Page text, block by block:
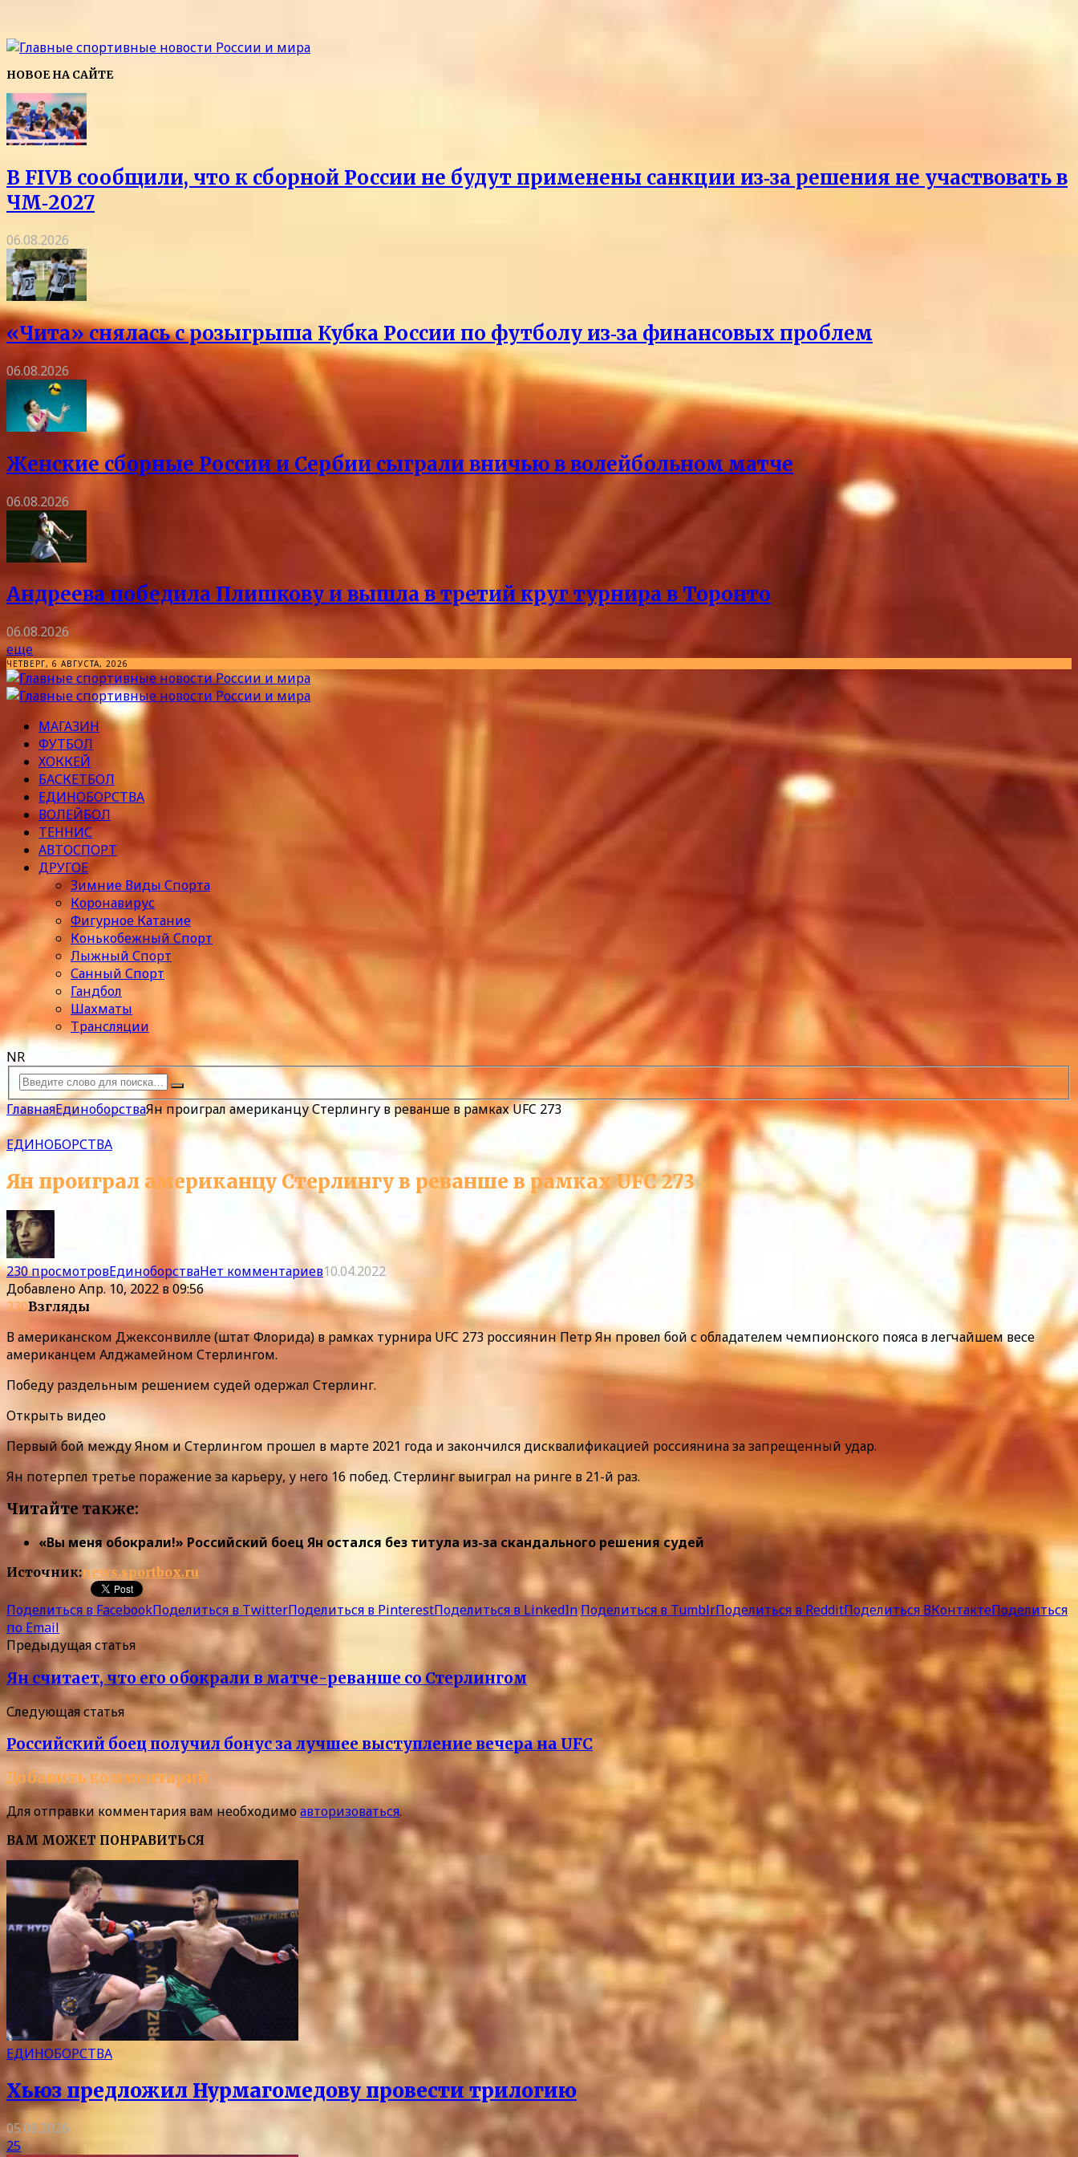
НОВОЕ НА САЙТЕ
В FIVB сообщили, что к сборной России не будут применены санкции из‑за решения не участвовать в
ЧМ‑2027
06.08.2026
«Чита» снялась с розыгрыша Кубка России по футболу из‑за финансовых проблем
06.08.2026
Женские сборные России и Сербии сыграли вничью в волейбольном матче
06.08.2026
Андреева победила Плишкову и вышла в третий круг турнира в Торонто
06.08.2026
еще
ЧЕТВЕРГ, 6 АВГУСТА, 2026
МАГАЗИН
ФУТБОЛ
ХОККЕЙ
БАСКЕТБОЛ
ЕДИНОБОРСТВА
ВОЛЕЙБОЛ
ТЕННИС
АВТОСПОРТ
ДРУГОЕ
Зимние Виды Спорта
Коронавирус
Фигурное Катание
Конькобежный Спорт
Лыжный Спорт
Санный Спорт
Гандбол
Шахматы
Трансляции
NR
ГлавнаяЕдиноборстваЯн проиграл американцу Стерлингу в реванше в рамках UFC 273
ЕДИНОБОРСТВА
Ян проиграл американцу Стерлингу в реванше в рамках UFC 273
230 просмотровЕдиноборстваНет комментариев10.04.2022
ДобавленоАпр. 10, 2022 в 09:56
230Взгляды
В американском Джексонвилле (штат Флорида) в рамках турнира UFC 273 россиянин Петр Ян провел бой с обладателем чемпионского пояса в легчайшем весе
американцем Алджамейном Стерлингом.
Победу раздельным решением судей одержал Стерлинг.
Открыть видео
Первый бой между Яном и Стерлингом прошел в марте 2021 года и закончился дисквалификацией россиянина за запрещенный удар.
Ян потерпел третье поражение за карьеру, у него 16 побед. Стерлинг выиграл на ринге в 21-й раз.
Читайте также:
«Вы меня обокрали!» Российский боец Ян остался без титула из-за скандального решения судей
Источник:news.sportbox.ru
Поделиться в FacebookПоделиться в TwitterПоделиться в PinterestПоделиться в LinkedIn Поделиться в TumblrПоделиться в RedditПоделиться ВКонтактеПоделиться
по Email
Предыдущая статья
Ян считает, что его обокрали в матче-реванше со Стерлингом
Следующая статья
Российский боец получил бонус за лучшее выступление вечера на UFC
Добавить комментарий
Для отправки комментария вам необходимоавторизоваться.
ВАМ МОЖЕТ ПОНРАВИТЬСЯ
ЕДИНОБОРСТВА
Хьюз предложил Нурмагомедову провести трилогию
05.08.2026
25